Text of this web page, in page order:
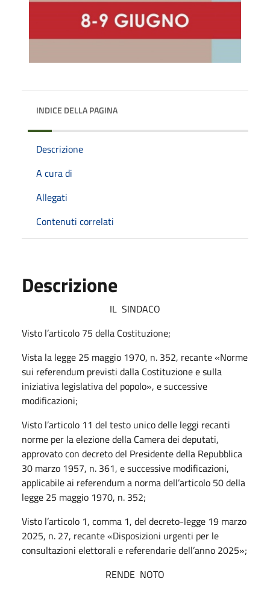
INDICE DELLA PAGINA
Descrizione
A cura di
Allegati
Contenuti correlati
Descrizione
IL SINDACO
Visto l’articolo 75 della Costituzione;
Vista la legge 25 maggio 1970, n. 352, recante «Norme
sui referendum previsti dalla Costituzione e sulla
iniziativa legislativa del popolo», e successive
modificazioni;
Visto l’articolo 11 del testo unico delle leggi recanti
norme per la elezione della Camera dei deputati,
approvato con decreto del Presidente della Repubblica
30 marzo 1957, n. 361, e successive modificazioni,
applicabile ai referenduma norma dell’articolo 50 della
legge 25 maggio 1970, n. 352;
Visto l’articolo 1, comma 1, del decreto-legge 19 marzo
2025, n. 27, recante «Disposizioni urgenti per le
consultazioni elettorali e referendarie dell’anno 2025»;
RENDE NOTO